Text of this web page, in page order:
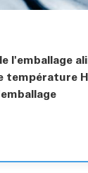
l'emballage
température